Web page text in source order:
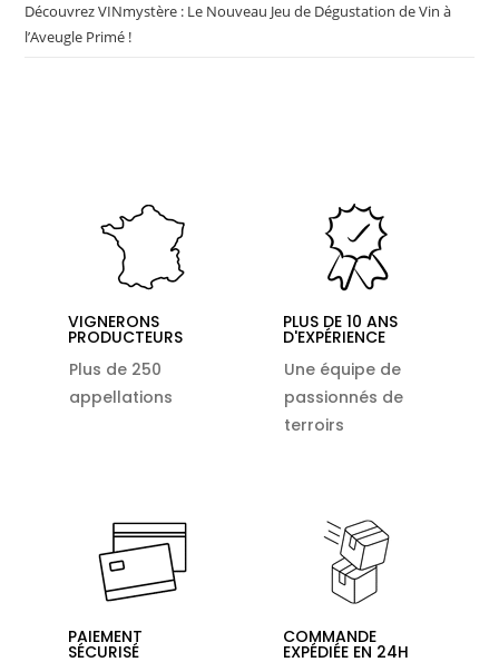
Découvrez VINmystère : Le Nouveau Jeu de Dégustation de Vin à
l’Aveugle Primé !
VIGNERONS
PRODUCTEURS
Plus de 250
appellations
PLUS DE 10 ANS
D'EXPÉRIENCE
Une équipe de
passionnés de
terroirs
PAIEMENT
SÉCURISÉ
COMMANDE
EXPÉDIÉE EN 24H